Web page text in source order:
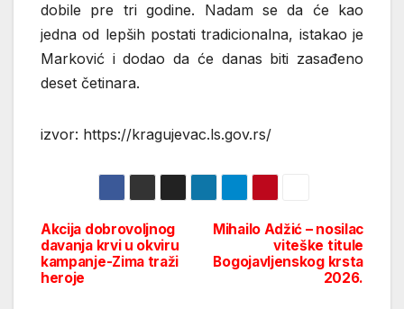
dobile pre tri godine. Nadam se da će kao
jedna od lepših postati tradicionalna, istakao je
Marković i dodao da će danas biti zasađeno
deset četinara.
izvor: https://kragujevac.ls.gov.rs/
Post
navigation
Mihailo Adžić – nosilac
viteške titule
Bogojavljenskog krsta
2026.
Akcija dobrovoljnog
davanja krvi u okviru
kampanje-Zima traži
heroje